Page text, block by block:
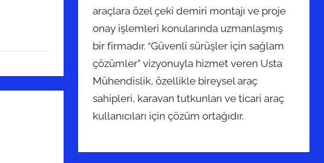
araçlara özel çeki demiri montajı ve proje
onay işlemleri konularında uzmanlaşmış
bir firmadır. “Güvenli sürüşler için sağlam
çözümler” vizyonuyla hizmet veren Usta
Mühendislik, özellikle bireysel araç
sahipleri, karavan tutkunları ve ticari araç
kullanıcıları için çözüm ortağıdır.